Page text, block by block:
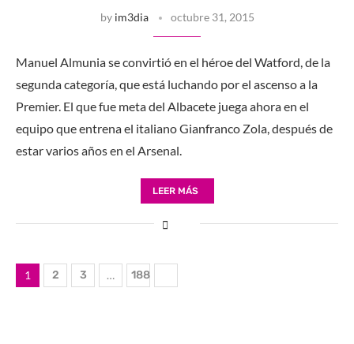
by im3dia octubre 31, 2015
Manuel Almunia se convirtió en el héroe del Watford, de la
segunda categoría, que está luchando por el ascenso a la
Premier. El que fue meta del Albacete juega ahora en el
equipo que entrena el italiano Gianfranco Zola, después de
estar varios años en el Arsenal.
LEER MÁS
1 2 3 … 188